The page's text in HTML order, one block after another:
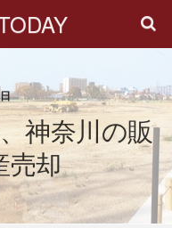
神奈川の販
売却